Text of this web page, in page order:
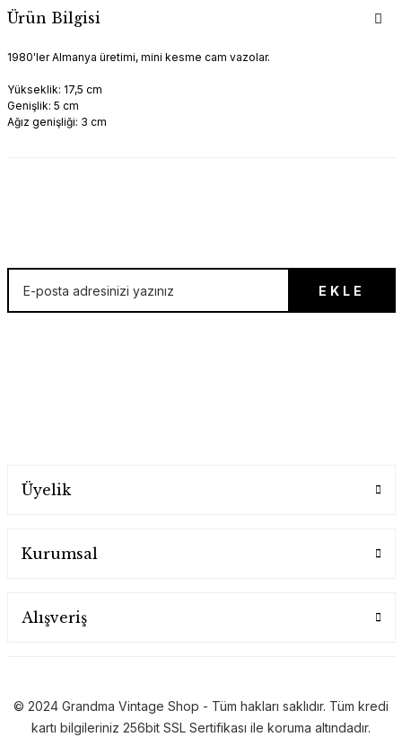
Ürün Bilgisi
1980'ler Almanya üretimi, mini kesme cam vazolar.
Yükseklik: 17,5 cm
Genişlik: 5 cm
Ağız genişliği: 3 cm
EKLE
Üyelik
Kurumsal
Alışveriş
© 2024 Grandma Vintage Shop - Tüm hakları saklıdır. Tüm kredi
kartı bilgileriniz 256bit SSL Sertifikası ile koruma altındadır.